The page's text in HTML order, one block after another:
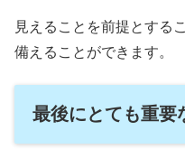
見えることを前提とする
備えることができます。
最後にとても重要